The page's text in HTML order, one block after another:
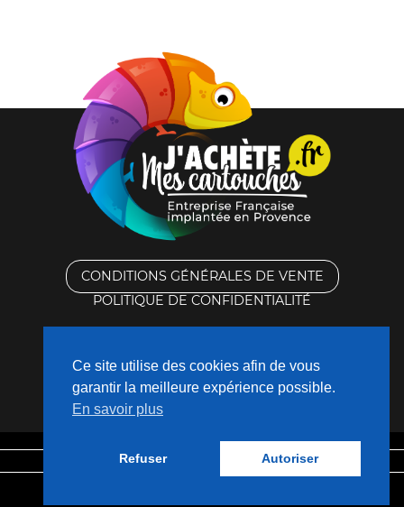
CONDITIONS GÉNÉRALES DE VENTE
POLITIQUE DE CONFIDENTIALITÉ
CONTACTEZ-NOUS
Mentions légales
Ce site utilise des cookies afin de vous
garantir la meilleure expérience possible.
En savoir plus
Refuser Autoriser